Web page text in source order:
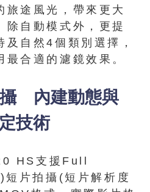
旅途風光，帶來更大
除自動模式外，更提
自然4個類別選擇，
最合適的濾鏡效果。
內建動態與
技術
HS支援Full
片拍攝(短片解析度